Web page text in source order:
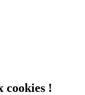
cookies !